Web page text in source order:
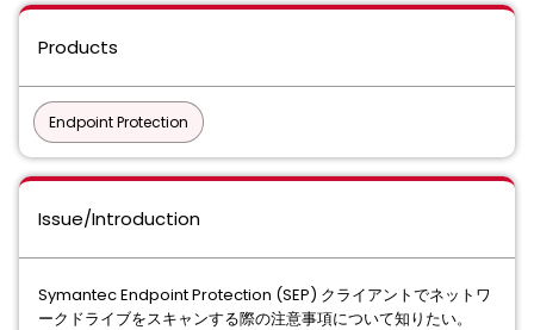
Products
Endpoint Protection
Issue/Introduction
Symantec Endpoint Protection (SEP) クライアントでネットワ
ークドライブをスキャンする際の注意事項について知りたい。